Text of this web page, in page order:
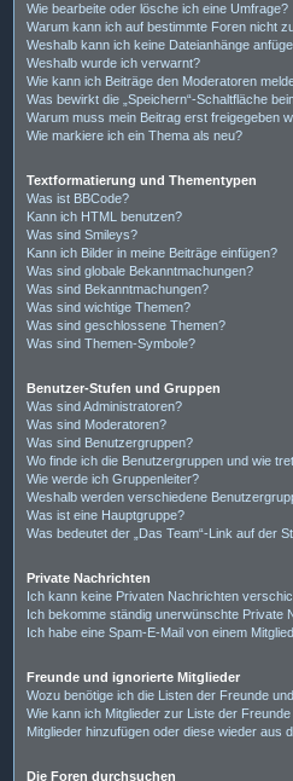
Wie bearbeite oder lösche ich eine Umfrage?
Warum kann ich auf bestimmte Foren nicht
Weshalb kann ich keine Dateianhänge
Weshalb wurde ich verwarnt?
Wie kann ich Beiträge den Moderatoren
Was bewirkt die „Speichern“-Schaltfläche
Warum muss mein Beitrag erst freigegeben
Wie markiere ich ein Thema als neu?
Textformatierung und Thementypen
Was ist BBCode?
Kann ich HTML benutzen?
Was sind Smileys?
Kann ich Bilder in meine Beiträge einfügen?
Was sind globale Bekanntmachungen?
Was sind Bekanntmachungen?
Was sind wichtige Themen?
Was sind geschlossene Themen?
Was sind Themen-Symbole?
Benutzer-Stufen und Gruppen
Was sind Administratoren?
Was sind Moderatoren?
Was sind Benutzergruppen?
Wo finde ich die Benutzergruppen und wie
Wie werde ich Gruppenleiter?
Weshalb werden verschiedene
Was ist eine Hauptgruppe?
Was bedeutet der „Das Team“-Link auf der
Private Nachrichten
Ich kann keine Privaten Nachrichten
Ich bekomme ständig unerwünschte Private
Ich habe eine Spam-E-Mail von einem
Freunde und ignorierte Mitglieder
Wozu benötige ich die Listen der Freunde
Wie kann ich Mitglieder zur Liste der
Mitglieder hinzufügen oder diese wieder aus
Die Foren durchsuchen